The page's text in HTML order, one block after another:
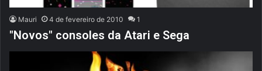
Mauri 4 de fevereiro de 2010 1
"Novos" consoles da Atari e Sega